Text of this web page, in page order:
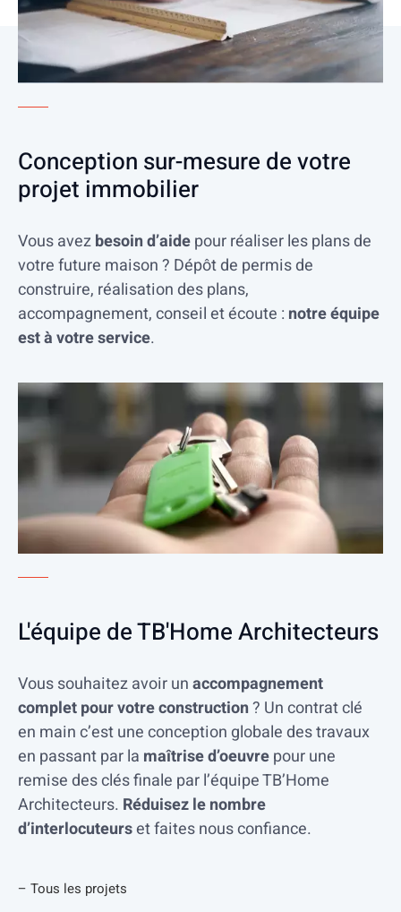
Conception sur-mesure de votre
projet immobilier
Vous avezbesoin d’aidepour réaliser les plans de
votre future maison ? Dépôt de permis de
construire, réalisation des plans,
accompagnement, conseil et écoute : notre équipe
est à votre service.
L'équipe de TB'Home Architecteurs
Vous souhaitez avoir unaccompagnement
complet pour votre construction? Un contrat clé
en main c’est une conception globale des travaux
en passant par la maîtrise d’oeuvrepour une
remise des clés finale par l’équipe TB’Home
Architecteurs. Réduisez le nombre
d’interlocuteurset faites nous confiance.
– Tous les projets